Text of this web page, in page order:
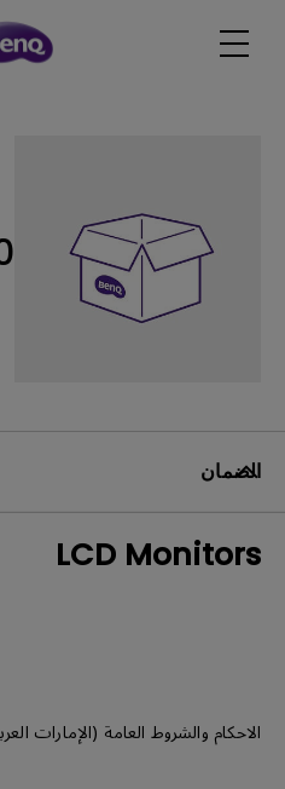
الضمان
LCD Monitors
الاحكام والشروط العامة (الإمارات